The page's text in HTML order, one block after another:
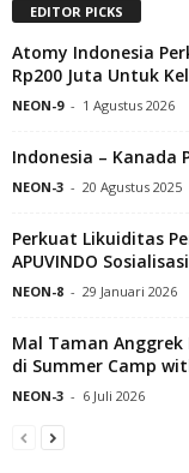
EDITOR PICKS
Atomy Indonesia
Rp200 Juta Untuk
NEON-9 - 1 Agustus 2026
Indonesia – Kanada
NEON-3 - 20 Agustus 2025
Perkuat Likuiditas
APUVINDO
NEON-8 - 29 Januari 2026
Mal Taman
di Summer Camp
NEON-3 - 6 Juli 2026